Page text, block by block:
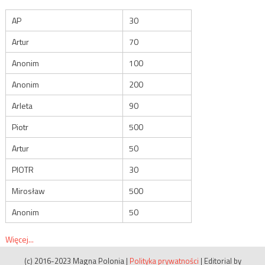
AP
30
Artur
70
Anonim
100
Anonim
200
Arleta
90
Piotr
500
Artur
50
PIOTR
30
Mirosław
500
Anonim
50
Więcej...
(c) 2016-2023 Magna Polonia | Polityka prywatności | Editorial by